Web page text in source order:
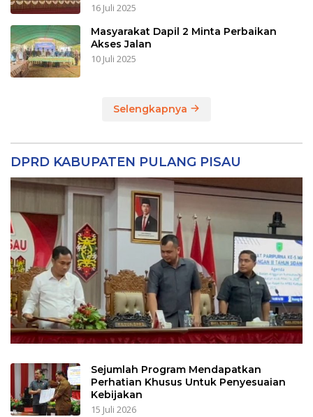
16 Juli 2025
Masyarakat Dapil 2 Minta Perbaikan
Akses Jalan
10 Juli 2025
Selengkapnya
DPRD KABUPATEN PULANG PISAU
Sejumlah Program Mendapatkan
Perhatian Khusus Untuk Penyesuaian
Kebijakan
15 Juli 2026